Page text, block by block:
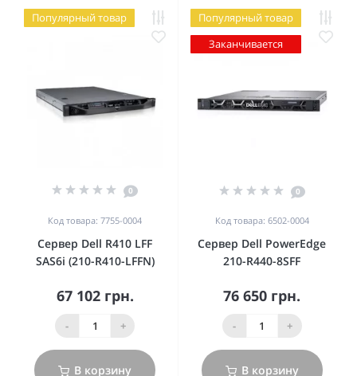
Популярный товар
0
Код товара: 7755-0004
Сервер Dell R410 LFF
SAS6i (210-R410-LFFN)
67 102 грн.
- +
В корзину
Популярный товар
Заканчивается
0
Код товара: 6502-0004
Сервер Dell PowerEdge
210-R440-8SFF
76 650 грн.
- +
В корзину